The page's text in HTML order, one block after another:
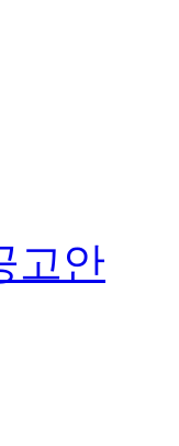
고안